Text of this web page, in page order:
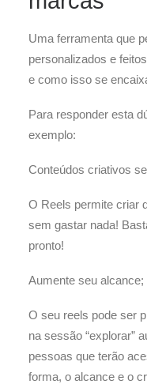
Uma ferramenta que
personalizados e
e como isso se
Para responder esta
exemplo:
Conteúdos criativos
O Reels permite criar
sem gastar nada!
pronto!
Aumente seu alcance;
O seu reels pode ser
na sessão “explorar”
pessoas que terão
forma, o alcance e o